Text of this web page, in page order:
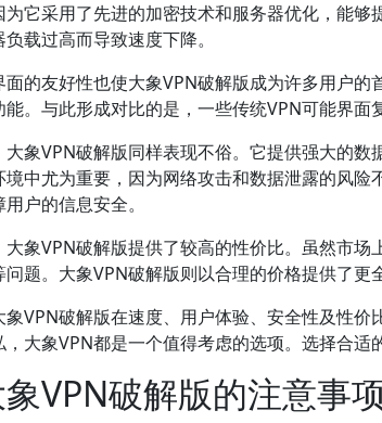
为它采用了先进的加密技术和服务器优化，能
载过高而导致速度下降。
面的友好性也使大象VPN破解版成为许多用户
。与此形成对比的是，一些传统VPN可能界面
大象VPN破解版同样表现不俗。它提供强大的
中尤为重要，因为网络攻击和数据泄露的风险
户的信息安全。
象VPN破解版提供了较高的性价比。虽然市
题。大象VPN破解版则以合理的价格提供了更
VPN破解版在速度、用户体验、安全性及性
大象VPN都是一个值得考虑的选项。选择合适
VPN破解版的注意事